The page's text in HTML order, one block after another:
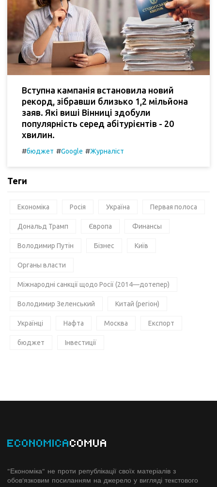
Вступна кампанія встановила новий
рекорд, зібравши близько 1,2 мільйона
заяв. Які виші Вінниці здобули
популярність серед абітурієнтів - 20
хвилин.
#бюджет #Google #Журналіст
Теги
Економіка Росія Україна Первая полоса
Дональд Трамп Європа Финансы
Володимир Путін Бізнес Київ
Органы власти
Міжнародні санкції щодо Росії (2014—дотепер)
Володимир Зеленський Китай (регіон)
Українці Нафта Москва Експорт
бюджет Інвестиції
ECONOMICACOMUA
"Економіка" не проти републікації своїх матеріалів з
обов'язковим посиланням на джерело у вигляді текстового